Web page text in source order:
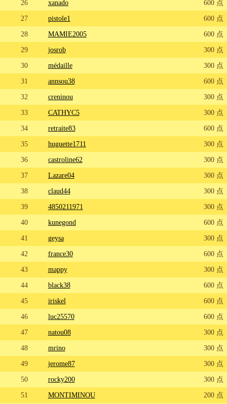
26
xanado
600 点
27
pistole1
600 点
28
MAMIE2005
600 点
29
josrob
300 点
30
médaille
300 点
31
annsou38
600 点
32
creninou
300 点
33
CATHYC5
300 点
34
retraite83
600 点
35
huguette1711
300 点
36
castroline62
300 点
37
Lazare04
300 点
38
claud44
300 点
39
4850211971
300 点
40
kunegond
600 点
41
geysa
300 点
42
france30
600 点
43
mappy
300 点
44
black38
600 点
45
iriskel
600 点
46
luc25570
600 点
47
natou08
300 点
48
mrino
300 点
49
jerome87
300 点
50
rocky200
300 点
51
MONTIMINOU
200 点